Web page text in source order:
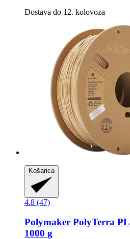
Dostava do 12. kolovoza
Košarica
4.8 (47)
Polymaker PolyTerra
1000 g